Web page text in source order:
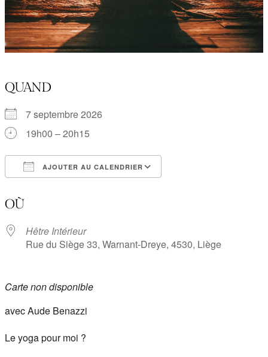
QUAND
7 septembre 2026
19h00 – 20h15
AJOUTER AU CALENDRIER
OÙ
Hêtre Intérieur
Rue du Siège 33, Warnant-Dreye, 4530, Liège
Carte non disponible
avec Aude Benazzi
Le yoga pour moi ?